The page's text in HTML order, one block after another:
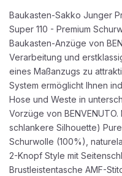
Baukasten-Sakko Junger
Super 110 - Premium
Baukasten-Anzüge von
Verarbeitung und
eines Maßanzugs zu
System ermöglicht Ihnen
Hose und Weste in
Vorzüge von
schlankere Silhouette)
Schurwolle (100%),
2-Knopf Style mit
Brustleistentasche AMF-